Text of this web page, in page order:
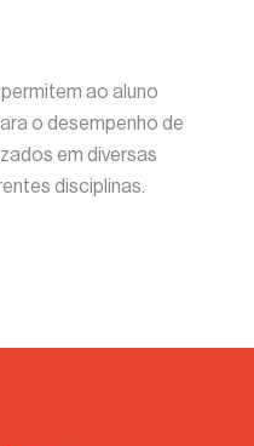
ao aluno
o desempenho de
em diversas
disciplinas.